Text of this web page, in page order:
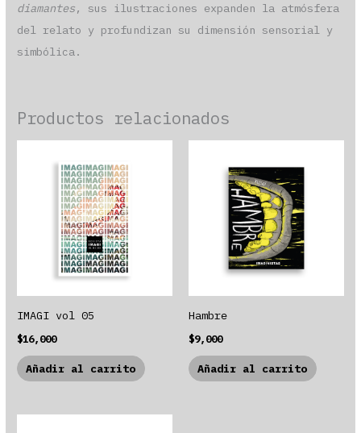
diamantes, sus ilustraciones expanden la atmósfera
del relato y profundizan su dimensión sensorial y
simbólica.
Productos relacionados
IMAGI vol 05
$16,000
Añadir al carrito
Hambre
$9,000
Añadir al carrito